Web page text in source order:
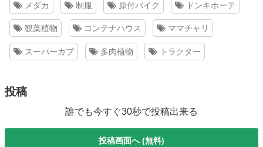
メダカ 制服 原付バイク ドンキホーテ
観葉植物 コンテナハウス ママチャリ
スーパーカブ 多肉植物 トラクター
投稿
誰でも今すぐ30秒で投稿出来る
投稿画面へ (無料)